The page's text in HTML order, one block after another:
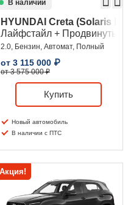
+ Advanced)
В наличии
HYUNDAI Creta (Solaris
Лайфстайл + Продвинутый
2.0, Бензин, Автомат, Полный
от 3 115 000 ₽
от 3 575 000 ₽
Купить
Новый автомобиль
В наличии с ПТС
Акция!